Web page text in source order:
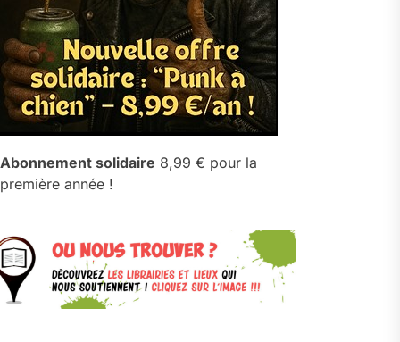
Abonnement solidaire 8,99 € pour la
première année !